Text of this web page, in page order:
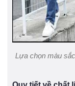
Lựa chọn màu